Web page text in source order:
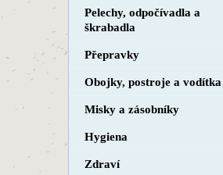
Pelechy, odpočívadla a
škrabadla
Přepravky
Obojky, postroje a vodítka
Misky a zásobníky
Hygiena
Zdraví